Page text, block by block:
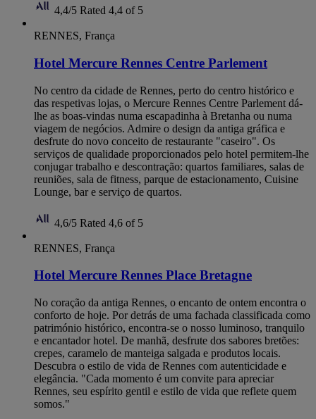
4,4/5 Rated 4,4 of 5
RENNES, França
Hotel Mercure Rennes Centre Parlement
No centro da cidade de Rennes, perto do centro histórico e
das respetivas lojas, o Mercure Rennes Centre Parlement dá-
lhe as boas-vindas numa escapadinha à Bretanha ou numa
viagem de negócios. Admire o design da antiga gráfica e
desfrute do novo conceito de restaurante "caseiro". Os
serviços de qualidade proporcionados pelo hotel permitem-lhe
conjugar trabalho e descontração: quartos familiares, salas de
reuniões, sala de fitness, parque de estacionamento, Cuisine
Lounge, bar e serviço de quartos.
4,6/5 Rated 4,6 of 5
RENNES, França
Hotel Mercure Rennes Place Bretagne
No coração da antiga Rennes, o encanto de ontem encontra o
conforto de hoje. Por detrás de uma fachada classificada como
património histórico, encontra-se o nosso luminoso, tranquilo
e encantador hotel. De manhã, desfrute dos sabores bretões:
crepes, caramelo de manteiga salgada e produtos locais.
Descubra o estilo de vida de Rennes com autenticidade e
elegância. "Cada momento é um convite para apreciar
Rennes, seu espírito gentil e estilo de vida que reflete quem
somos."